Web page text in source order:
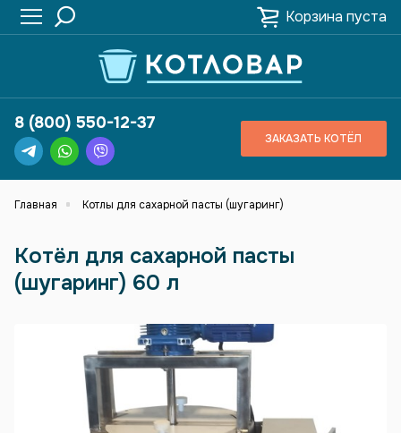
Корзина пуста
8 (800) 550-12-37
ЗАКАЗАТЬ КОТЁЛ
Главная Котлы для сахарной пасты (шугаринг)
Котёл для сахарной пасты
(шугаринг) 60 л